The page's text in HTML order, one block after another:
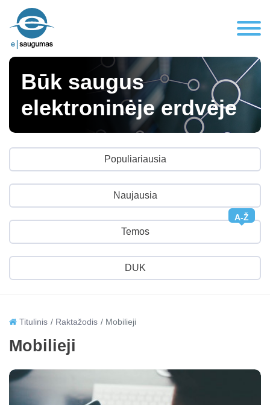
Būk saugus
elektroninėje erdvėje
Populiariausia
Naujausia
Temos
A-Ž
DUK
Titulinis Raktažodis Mobilieji
Mobilieji